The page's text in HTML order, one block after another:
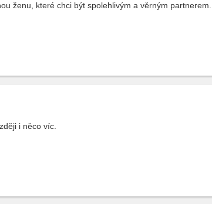
ženu, které chci být spolehlivým a věrným partnerem...
i něco víc.